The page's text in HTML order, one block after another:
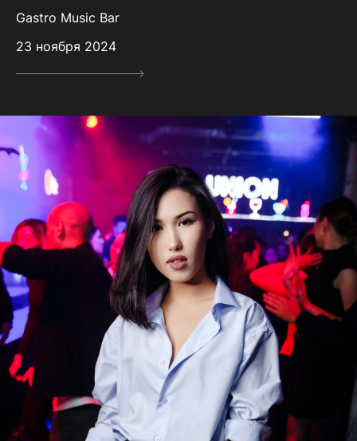
Gastro Music Bar
23 ноября 2024